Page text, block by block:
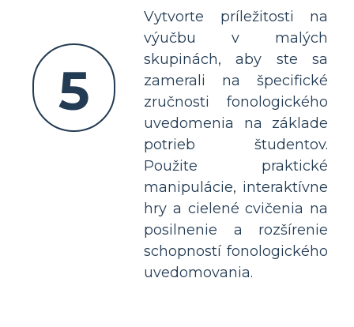
5
Vytvorte príležitosti na
výučbu v malých
skupinách, aby ste sa
zamerali na špecifické
zručnosti fonologického
uvedomenia na základe
potrieb študentov.
Použite praktické
manipulácie, interaktívne
hry a cielené cvičenia na
posilnenie a rozšírenie
schopností fonologického
uvedomovania.